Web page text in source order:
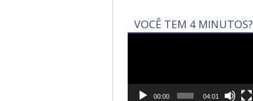
VOCÊ TEM 4 MINUTOS?
00:00 04:01